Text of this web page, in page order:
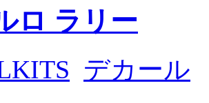
ロ ラリー
デカール